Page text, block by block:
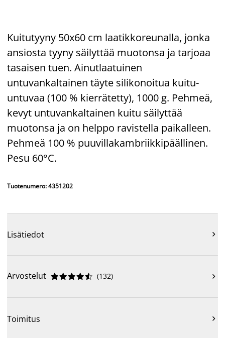
Kuitutyyny 50x60 cm laatikkoreunalla, jonka
ansiosta tyyny säilyttää muotonsa ja tarjoaa
tasaisen tuen. Ainutlaatuinen
untuvankaltainen täyte silikonoitua kuitu-
untuvaa (100 % kierrätetty), 1000 g. Pehmeä,
kevyt untuvankaltainen kuitu säilyttää
muotonsa ja on helppo ravistella paikalleen.
Pehmeä 100 % puuvillakambriikkipäällinen.
Pesu 60°C.
Tuotenumero: 4351202
Lisätiedot 
Arvostelut 




 (132) 
Toimitus 